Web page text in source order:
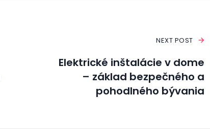
NEXT POST
Elektrické inštalácie v dome
– základ bezpečného a
pohodlného bývania